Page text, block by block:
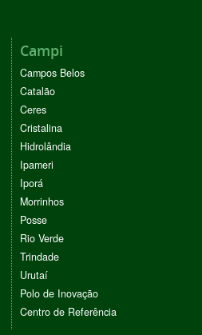
Campi
Campos Belos
Catalão
Ceres
Cristalina
Hidrolândia
Ipameri
Iporá
Morrinhos
Posse
Rio Verde
Trindade
Urutaí
Polo de Inovação
Centro de Referência